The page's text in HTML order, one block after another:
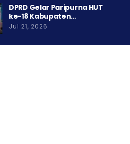
DPRD Gelar Paripurna HUT
ke-18 Kabupaten…
Jul 21, 2026